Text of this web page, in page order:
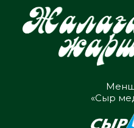
«Сыр